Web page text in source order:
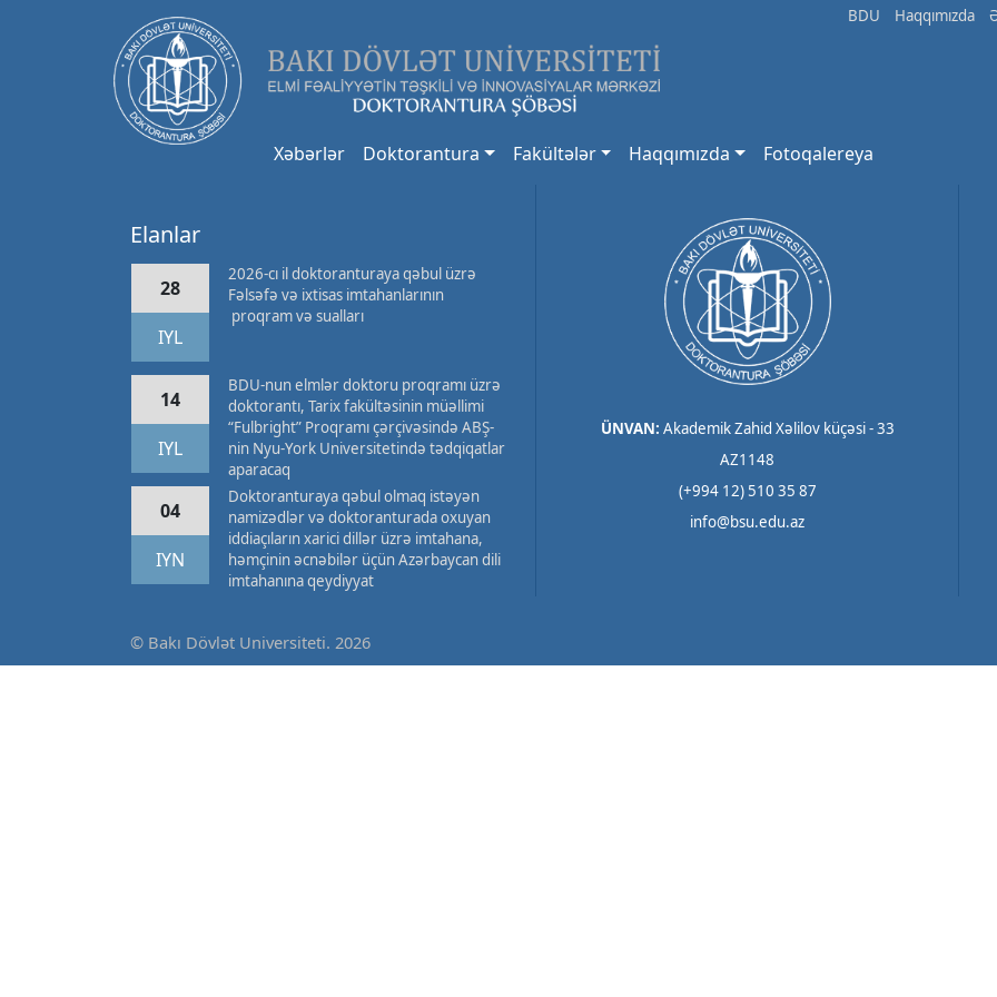
BDU Haqqımızda
Xəbərlər Doktorantura Fakültələr Haqqımızda Fotoqalereya
Elanlar
28
IYL
2026-cı il doktoranturaya qəbul üzrə
Fəlsəfə və ixtisas imtahanlarının
proqram və sualları
14
IYL
BDU-nun elmlər doktoru proqramı üzrə
doktorantı, Tarix fakültəsinin müəllimi
“Fulbright” Proqramı çərçivəsində ABŞ-
nin Nyu-York Universitetində tədqiqatlar
aparacaq
04
IYN
Doktoranturaya qəbul olmaq istəyən
namizədlər və doktoranturada oxuyan
iddiaçıların xarici dillər üzrə imtahana,
həmçinin əcnəbilər üçün Azərbaycan dili
imtahanına qeydiyyat
ÜNVAN: Akademik Zahid Xəlilov küçəsi - 33
AZ1148
(+994 12) 510 35 87
info@bsu.edu.az
© Bakı Dövlət Universiteti. 2026